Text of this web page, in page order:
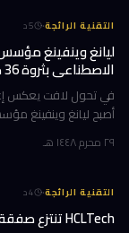
التقنية الرائجة·
5د
الاصطناعي بثروة 36 مليار دولار
في تحول لافت يعكس
٢٩ محرم ١٤٤٨ هـ
التقنية الرائجة·
4د
HCLTech تنتزع صفقة مرسيدس-بنز بـ1.14 مليار دولار وتُطيح بـInfosys